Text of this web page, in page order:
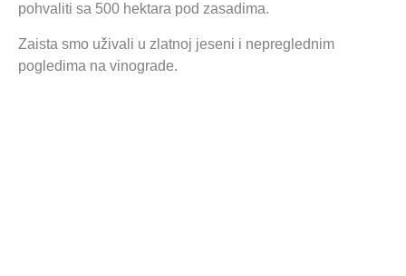
pohvaliti sa 500 hektara pod zasadima.
Zaista smo uživali u zlatnoj jeseni i nepreglednim
pogledima na vinograde.